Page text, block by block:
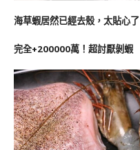
海草蝦居然已經去殼，太貼心了
完全+200000萬！超討厭剝蝦